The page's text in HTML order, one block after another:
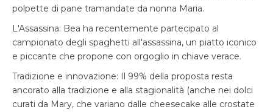
polpette di pane tramandate da nonna Maria.
L'Assassina: Bea ha recentemente partecipato al
campionato degli spaghetti all'assassina, un piatto iconico
e piccante che propone con orgoglio in chiave verace.
Tradizione e innovazione: Il 99% della proposta resta
ancorato alla tradizione e alla stagionalità (anche nei dolci
curati da Mary, che variano dalle cheesecake alle crostate